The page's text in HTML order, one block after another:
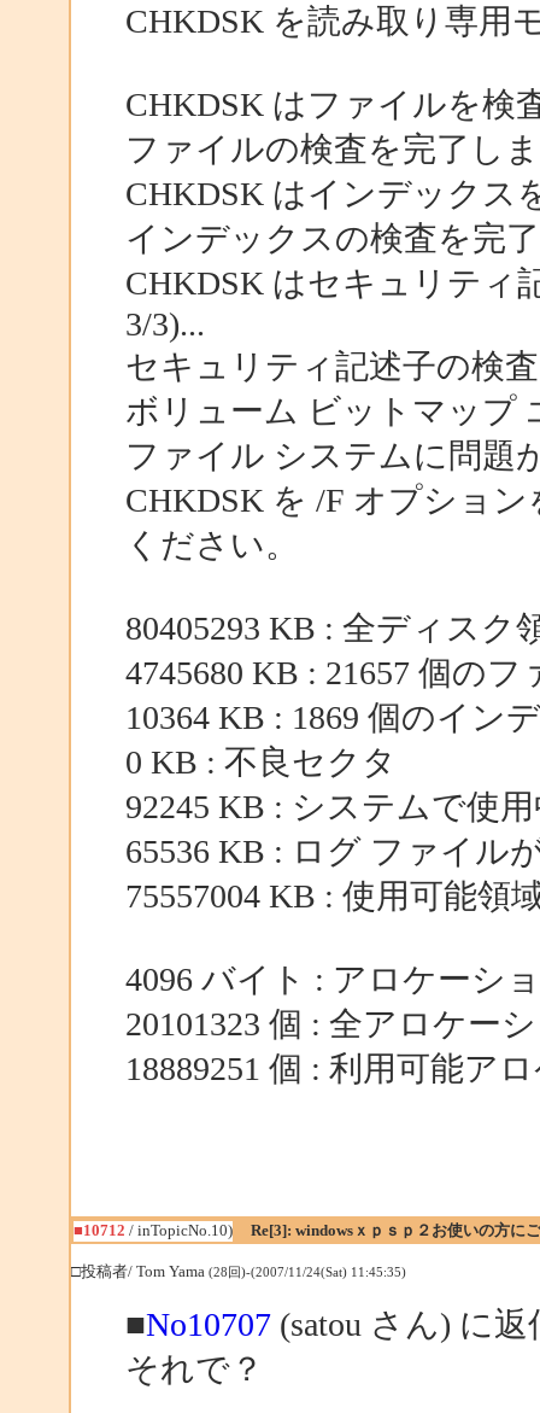
CHKDSK を読み取り専用
CHKDSK はファイルを検
ファイルの検査を完了し
CHKDSK はインデックス
インデックスの検査を完
CHKDSK はセキュリティ
3/3)...
セキュリティ記述子の検
ボリューム ビットマップ
ファイル システムに問題
CHKDSK を /F オプショ
ください。
80405293 KB : 全ディスク
4745680 KB : 21657 個のフ
10364 KB : 1869 個のイン
0 KB : 不良セクタ
92245 KB : システムで使
65536 KB : ログ ファイル
75557004 KB : 使用可能領
4096 バイト : アロケーシ
20101323 個 : 全アロケー
18889251 個 : 利用可能ア
■10712 / inTopicNo.10) Re[3]: windowsｘｐｓｐ２お使いの方に
□投稿者/ Tom Yama (28回)-(2007/11/24(Sat) 11:45:35)
■No10707(satou さん) に返
それで？